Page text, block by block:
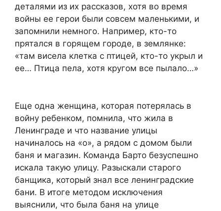
деталями из их рассказов, хотя во время
войны ее герои были совсем маленькими, и
запомнили немного. Например, кто-то
прятался в горящем городе, в землянке:
«там висела клетка с птицей, кто-то укрыл и
ее… Птица пела, хотя кругом все пылало…»
Еще одна женщина, которая потерялась в
войну ребенком, помнила, что жила в
Ленинграде и что название улицы
начиналось на «о», а рядом с домом были
баня и магазин. Команда Барто безуспешно
искала такую улицу. Разыскали старого
банщика, который знал все ленинградские
бани. В итоге методом исключения
выяснили, что была баня на улице